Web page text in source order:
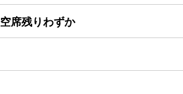
空席残りわずか